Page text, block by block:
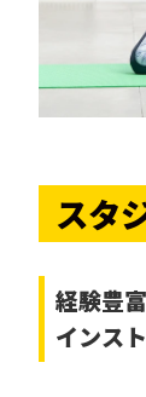
スタ
経験豊
インス